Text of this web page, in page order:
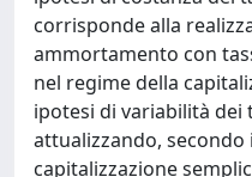
corrisponde alla
ammortamento con
nel regime della
ipotesi di variabilità dei
attualizzando,
capitalizzazione